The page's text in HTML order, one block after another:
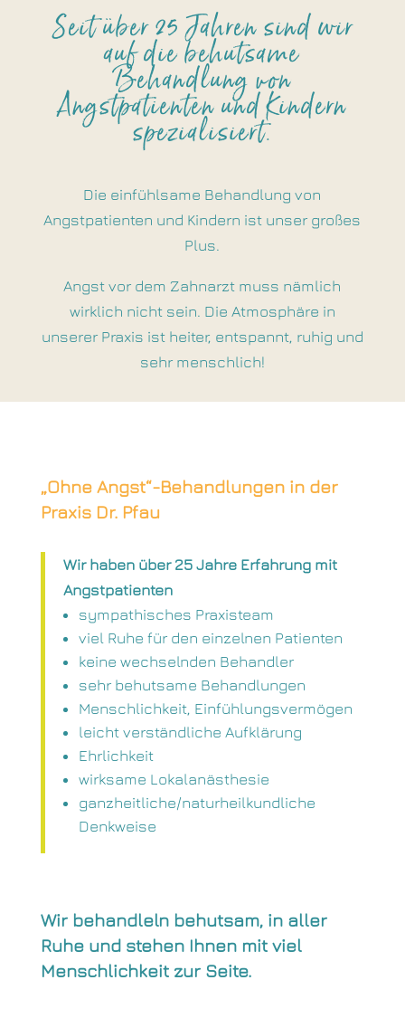
Seit über 25 Jahren sind wir
auf die behutsame
Behandlung von
Angstpatienten und Kindern
spezialisiert.
Die einfühlsame Behandlung von
Angstpatienten und Kindern ist unser großes
Plus.
Angst vor dem Zahnarzt muss nämlich
wirklich nicht sein. Die Atmosphäre in
unserer Praxis ist heiter, entspannt, ruhig und
sehr menschlich!
„Ohne Angst“-Behandlungen in der
Praxis Dr. Pfau
Wir haben über 25 Jahre Erfahrung mit
Angstpatienten
sympathisches Praxisteam
viel Ruhe für den einzelnen Patienten
keine wechselnden Behandler
sehr behutsame Behandlungen
Menschlichkeit, Einfühlungsvermögen
leicht verständliche Aufklärung
Ehrlichkeit
wirksame Lokalanästhesie
ganzheitliche/naturheilkundliche
Denkweise
Wir behandleln behutsam, in aller
Ruhe und stehen Ihnen mit viel
Menschlichkeit zur Seite.